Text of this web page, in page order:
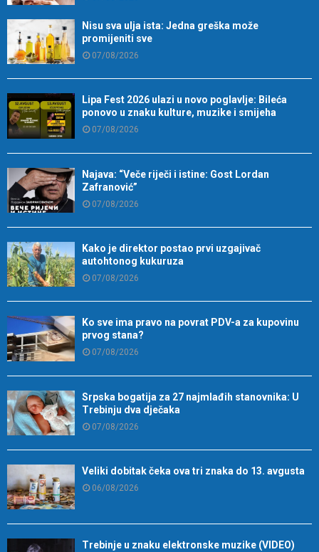
Nisu sva ulja ista: Jedna greška može
promijeniti sve
07/08/2026
Lipa Fest 2026 ulazi u novo poglavlje: Bileća
ponovo u znaku kulture, muzike i smijeha
07/08/2026
Najava: “Veče riječi i istine: Gost Lordan
Zafranović”
07/08/2026
Kako je direktor postao prvi uzgajivač
autohtonog kukuruza
07/08/2026
Ko sve ima pravo na povrat PDV-a za kupovinu
prvog stana?
07/08/2026
Srpska bogatija za 27 najmlađih stanovnika: U
Trebinju dva dječaka
07/08/2026
Veliki dobitak čeka ova tri znaka do 13. avgusta
06/08/2026
Trebinje u znaku elektronske muzike (VIDEO)